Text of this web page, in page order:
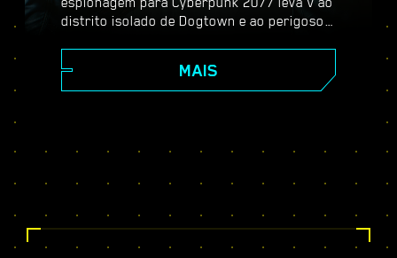
distrito isolado de Dogtown e ao perigoso
pulsante cheia de reviravoltas e escolhas
importantes, fortaleça-se com a árvore de
serviços emocionantes — e muito mais!
MAIS